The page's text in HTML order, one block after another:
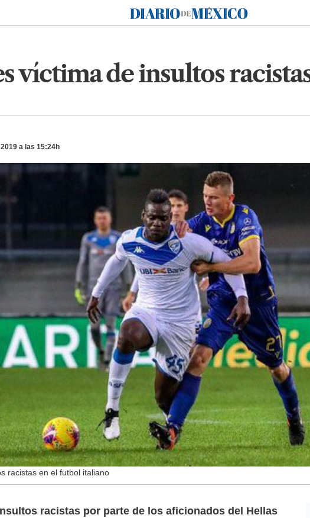
Diario de México
víctima de insultos
a las 15:24h
racistas en el futbol italiano
racistas por parte de los aficionados del Hellas